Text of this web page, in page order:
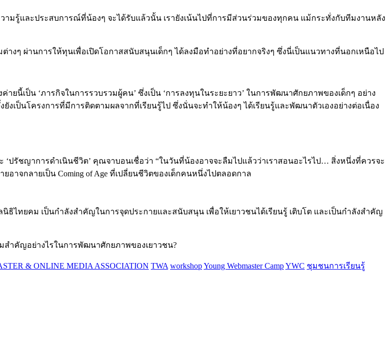
มรู้และประสบการณ์ที่น้องๆ จะได้รับแล้วนั้น เรายังเน้นไปที่การมีส่วนร่วมของทุกคน แม้กระทั่งกับทีมงานหลัง
งๆ ผ่านการให้ทุนเพื่อเปิดโอกาสสนับสนุนเด็กๆ ได้ลงมือทำอย่างที่อยากจริงๆ ซึ่งนี่เป็นแนวทางที่นอกเหนือไป
เป็น ‘ภารกิจในการรวบรวมผู้คน’ ซึ่งเป็น ‘การลงทุนในระยะยาว’ ในการพัฒนาศักยภาพของเด็กๆ อย่าง
เป็นโครงการที่มีการติดตามผลจากที่เรียนรู้ไป ซึ่งนั่นจะทำให้น้องๆ ได้เรียนรู้และพัฒนาตัวเองอย่างต่อเนื่อง
ปรัชญาการดำเนินชีวิต’ คุณจาบอนเชื่อว่า “ในวันที่น้องอาจจะลืมไปแล้วว่าเราสอนอะไรไป… สิ่งหนึ่งที่ควรจะ
าจกลายเป็น Coming of Age ที่เปลี่ยนชีวิตของเด็กคนหนึ่งไปตลอดกาล
ธิไทยคม เป็นกำลังสำคัญในการจุดประกายและสนับสนุน เพื่อให้เยาวชนได้เรียนรู้ เติบโต และเป็นกำลังสำคัญ
ำคัญอย่างไรในการพัฒนาศักยภาพของเยาวชน?
& ONLINE MEDIA ASSOCIATION TWA workshopYoung Webmaster CampYWC ชุมชนการเรียนรู้